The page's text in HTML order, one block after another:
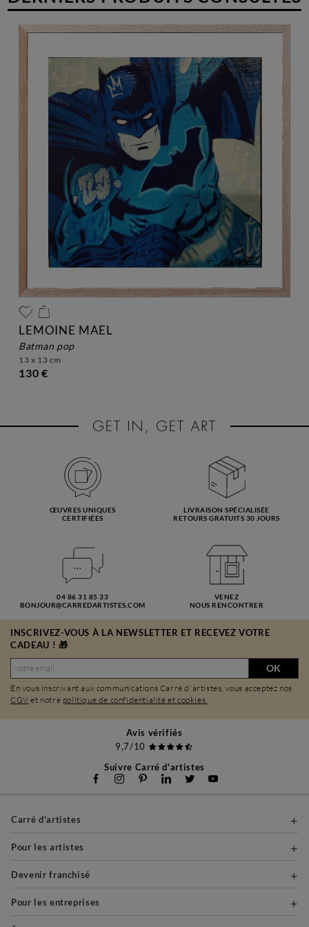
LEMOINE MAEL
batman pop
13 x 13 cm
130 €
ŒUVRES UNIQUES
CERTIFIÉES
LIVRAISON SPÉCIALISÉE
RETOURS GRATUITS 30 JOURS
04 86 31 85 33
BONJOUR@CARREDARTISTES.COM
VENEZ
NOUS RENCONTRER
INSCRIVEZ-VOUS À LA NEWSLETTER ET RECEVEZ VOTRE
CADEAU ! 🎁
OK
En vous inscrivant aux communications Carré d'artistes, vous acceptez nos
CGV et notre politique de confidentialité et cookies.
Avis vérifiés
9,7/10
Suivre Carré d'artistes
Carré d'artistes
Pour les artistes
Devenir franchisé
Pour les entreprises